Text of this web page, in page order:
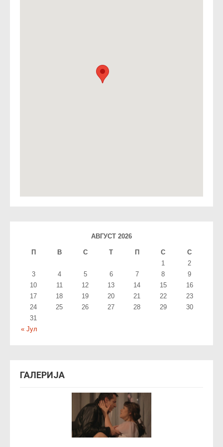
АВГУСТ 2026
П В С T П С С
« Јул
1
2
3
4 5 6 7 8
9
10
11 12 13 14 15
16
17
18 19 20 21 22
23
24
25 26 27 28 29
30
31
ГАЛЕРИЈА